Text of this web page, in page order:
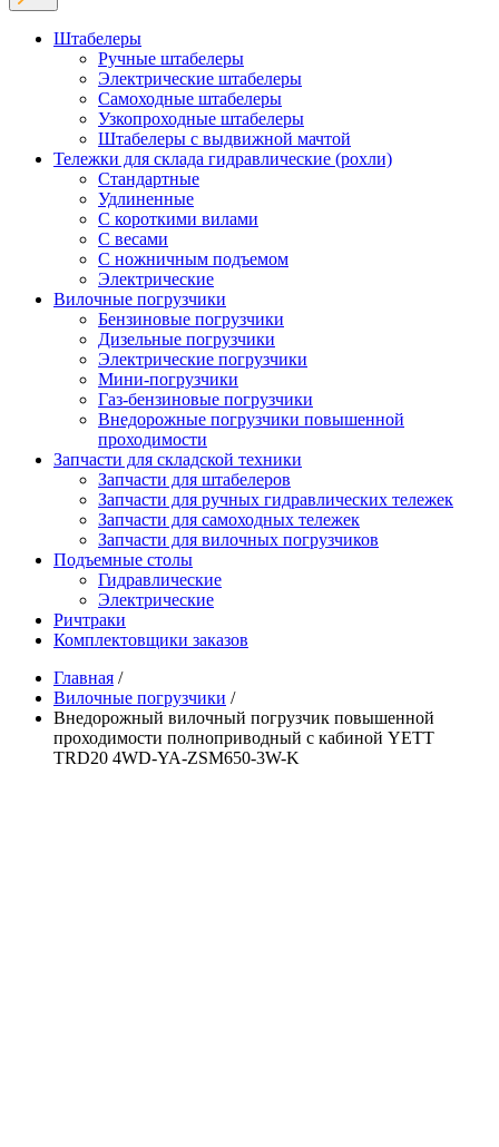
Штабелеры
Ручные штабелеры
Электрические штабелеры
Самоходные штабелеры
Узкопроходные штабелеры
Штабелеры с выдвижной мачтой
Тележки для склада гидравлические (рохли)
Стандартные
Удлиненные
С короткими вилами
С весами
С ножничным подъемом
Электрические
Вилочные погрузчики
Бензиновые погрузчики
Дизельные погрузчики
Электрические погрузчики
Мини-погрузчики
Газ-бензиновые погрузчики
Внедорожные погрузчики повышенной
проходимости
Запчасти для складской техники
Запчасти для штабелеров
Запчасти для ручных гидравлических тележек
Запчасти для самоходных тележек
Запчасти для вилочных погрузчиков
Подъемные столы
Гидравлические
Электрические
Ричтраки
Комплектовщики заказов
Главная /
Вилочные погрузчики /
Внедорожный вилочный погрузчик повышенной
проходимости полноприводный с кабиной YETT
TRD20 4WD-YA-ZSM650-3W-K